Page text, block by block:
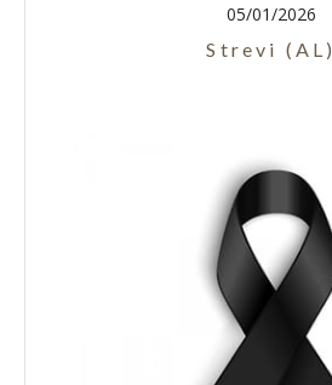
05/01/2026
Strevi (AL)